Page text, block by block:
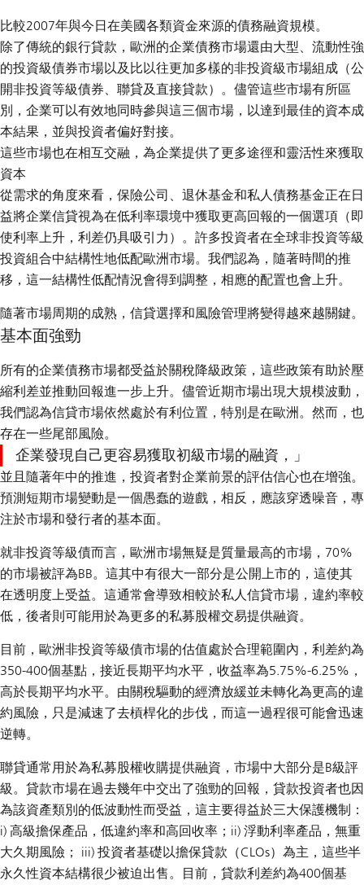
比較2007年與今日在美國各類資金來源的債務融資規模。
除了傳統的銀行貸款，歐洲的企業債務市場還由大型、流動性強
的投資級債券市場以及比以往更加多樣的非投資級市場組成（公
開非投資等級債券、聯貸及直接貸款）。儘管這些市場有所區
別，企業可以有效地同時參與這三個市場，以達到最佳的資本成
本結果，並與投資者偏好對接。
這些市場也在相互交融，為企業提供了更多途徑和靈活性來獲取
資本
從需求的角度來看，保險公司、退休基金和私人債務基金正在日
益將企業信貸視為在低利率環境中獲取更高回報的一個選項（即
使利率上升，利差仍具吸引力）。許多投資者在全球非投資等級
投資組合中結構性地低配歐洲市場。我們認為，隨著時間的推
移，這一結構性低配情況會得到調整，相應的配置也會上升。
隨著市場周期的成熟，信貸選擇和風險管理將變得越來越關鍵。
基本面強勁
所有的企業債務市場都受益於關稅降級政策，這些政策有助於壓
縮利差並推動回報進一步上升。儘管近期市場出現大規模波動，
我們認為信貸市場依然處於有利位置，特別是在歐洲。然而，也
存在一些尾部風險。
企業發現自己更容易獲取初級市場的融資，
並且隨著年中的推進，投資者對企業前景的評估信心也在增強。
預測短期市場變動是一個愚蠢的遊戲，相反，應該穿透噪音，專
注於市場和發行者的基本面。
就非投資等級債而言，歐洲市場無疑是質量最高的市場，70%
的市場被評為BB。這其中有很大一部分是公開上市的，這使其
在透明度上受益。這通常會導致相較於私人信貸市場，違約率較
低，後者則可能用於為更多的私募股權交易提供融資。
目前，歐洲非投資等級債市場的估值處於合理範圍內，利差約為
350-400個基點，接近長期平均水平，收益率為5.75%-6.25%，
高於長期平均水平。由關稅驅動的經濟放緩並未轉化為更高的違
約風險，只是減速了去槓桿化的步伐，而這一過程很可能會迅速
逆轉。
聯貸通常用於為私募股權收購提供融資，市場中大部分是B級評
級。貸款市場在過去幾年中交出了強勁的回報，貸款投資者也因
為該資產類別的低波動性而受益，這主要得益於三大保護機制：
i) 高級擔保產品，低違約率和高回收率；ii) 浮動利率產品，無重
大久期風險； iii) 投資者基礎以擔保貸款（CLOs）為主，這些半
永久性資本結構很少被迫出售。目前，貸款利差約為400個基